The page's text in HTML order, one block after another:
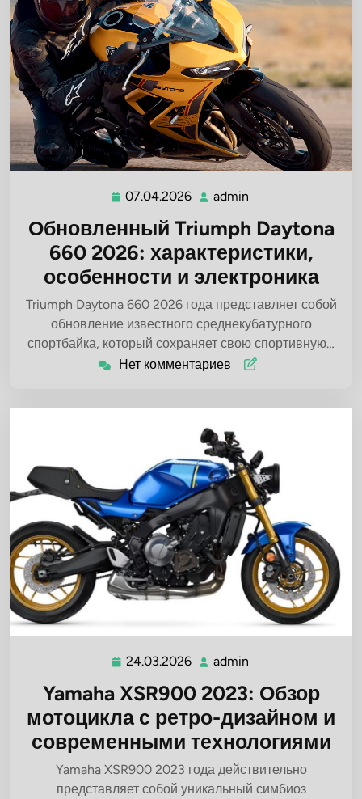
07.04.2026 07.04.2026
admin
Обновленный Triumph Daytona
660 2026: характеристики,
особенности и электроника
Triumph Daytona 660 2026 года представляет собой
обновление известного среднекубатурного
спортбайка, который сохраняет свою спортивную…
Нет комментариев
24.03.2026 24.03.2026
admin
Yamaha XSR900 2023: Обзор
мотоцикла с ретро-дизайном и
современными технологиями
Yamaha XSR900 2023 года действительно
представляет собой уникальный симбиоз